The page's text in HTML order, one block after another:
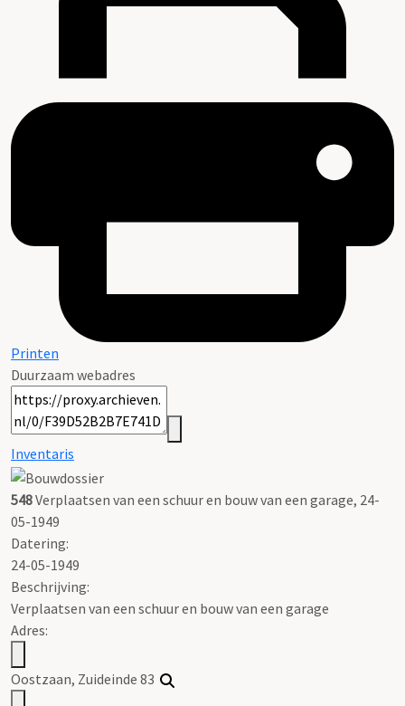
Printen
Duurzaam webadres
Inventaris
548Verplaatsen van een schuur en bouw van een garage, 24-
05-1949
Datering:
24-05-1949
Beschrijving:
Verplaatsen van een schuur en bouw van een garage
Adres:
Oostzaan, Zuideinde 83